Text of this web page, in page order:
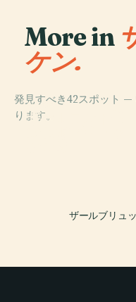
More in
ケン.
発見すべき42スポット —
ります。
PLACE
ザールラント州
PLACE
ザールブリュ